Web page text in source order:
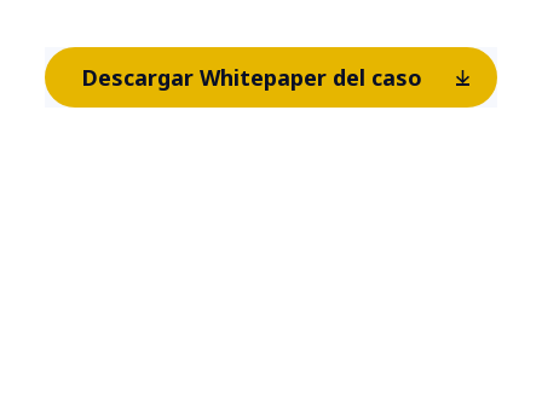
Descargar Whitepaper del caso